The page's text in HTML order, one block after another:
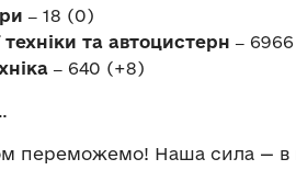
‒ 18 (0)
техніки та автоцистерн ‒
‒ 640 (+8)
переможемо! Наша сила — в